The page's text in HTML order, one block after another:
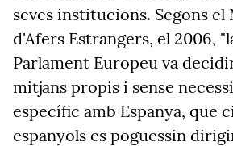
seves institucions. Segons
d'Afers Estrangers, el 2006,
Parlament Europeu va
mitjans propis i sense
específic amb Espanya, que
espanyols es poguessin